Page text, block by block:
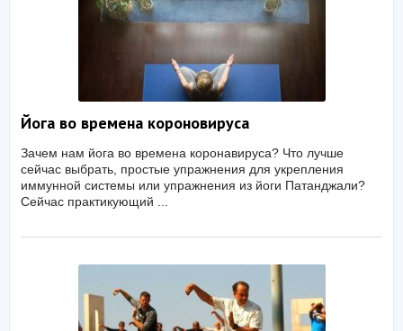
Йога во времена короновируса
Зачем нам йога во времена коронавируса? Что лучше
сейчас выбрать, простые упражнения для укрепления
иммунной системы или упражнения из йоги Патанджали?
Сейчас практикующий ...